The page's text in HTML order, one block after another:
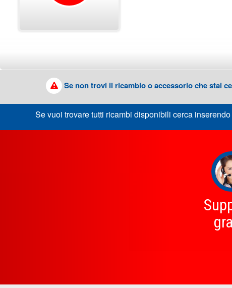
Se non trovi il ricambio o accessorio che stai
Se vuoi trovare tutti ricambi disponibili cerca